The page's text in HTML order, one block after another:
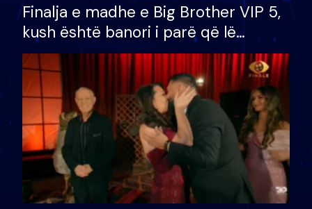
Finalja e madhe e Big Brother VIP 5,
kush është banori i parë që lë
shtëpinë dhe humb mundësinë për
të fituar çmimin e madh